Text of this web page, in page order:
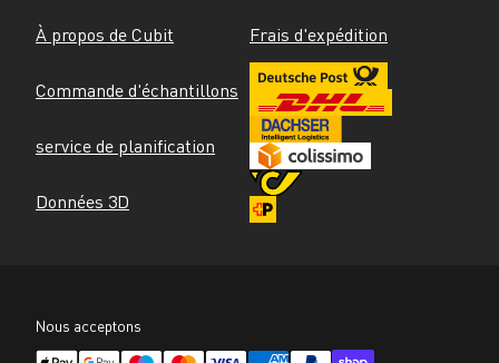
À propos de Cubit
Commande d'échantillons
service de planification
Données 3D
Frais d'expédition
Nous acceptons